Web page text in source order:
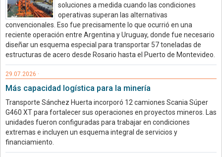
soluciones a medida cuando las condiciones
operativas superan las alternativas
convencionales. Eso fue precisamente lo que ocurrió en una
reciente operación entre Argentina y Uruguay, donde fue necesario
diseñar un esquema especial para transportar 57 toneladas de
estructuras de acero desde Rosario hasta el Puerto de Montevideo.
29.07.2026 ·
Más capacidad logística para la minería
Transporte Sánchez Huerta incorporó 12 camiones Scania Súper
G460 XT para fortalecer sus operaciones en proyectos mineros. Las
unidades fueron configuradas para trabajar en condiciones
extremas e incluyen un esquema integral de servicios y
financiamiento.